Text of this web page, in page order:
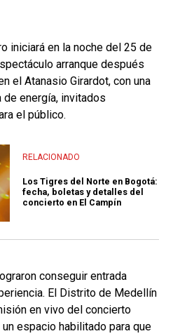
iniciará en la noche del 25 de
arranque después
el Atanasio Girardot, con una
de energía, invitados
el público.
RELACIONADO
Los Tigres del Norte en Bogotá:
fecha, boletas y detalles del
concierto en El Campín
conseguir entrada
El Distrito de Medellín
en vivo del concierto
espacio habilitado para que